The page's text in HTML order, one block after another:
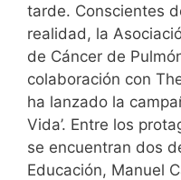
tarde. Conscientes
realidad, la
de Cáncer de
colaboración con
ha lanzado la
Vida’. Entre los
se encuentran dos
Educación, Manuel